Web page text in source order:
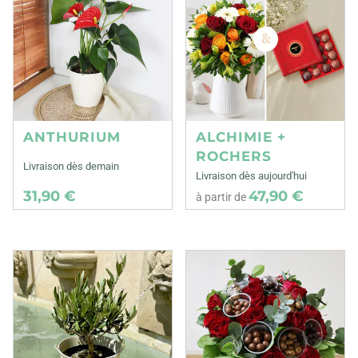
ANTHURIUM
Livraison dès demain
31,90 €
ALCHIMIE +
ROCHERS
Livraison dès aujourd'hui
à partir de47,90 €